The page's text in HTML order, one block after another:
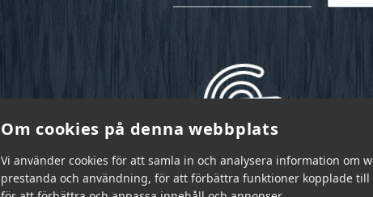
Om cookies på denna webbplats
Vi använder cookies för att samla in och analysera information om
prestanda och användning, för att förbättra funktioner kopplade till